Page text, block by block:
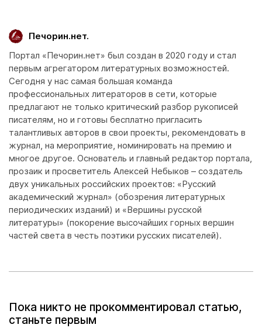
Печорин.нет.
Портал «Печорин.нет» был создан в 2020 году и стал
первым агрегатором литературных возможностей.
Сегодня у нас самая большая команда
профессиональных литераторов в сети, которые
предлагают не только критический разбор рукописей
писателям, но и готовы бесплатно пригласить
талантливых авторов в свои проекты, рекомендовать в
журнал, на мероприятие, номинировать на премию и
многое другое. Основатель и главный редактор портала,
прозаик и просветитель Алексей Небыков – создатель
двух уникальных российских проектов: «Русский
академический журнал» (обозрения литературных
периодических изданий) и «Вершины русской
литературы» (покорение высочайших горных вершин
частей света в честь поэтики русских писателей).
Пока никто не прокомментировал статью,
станьте первым